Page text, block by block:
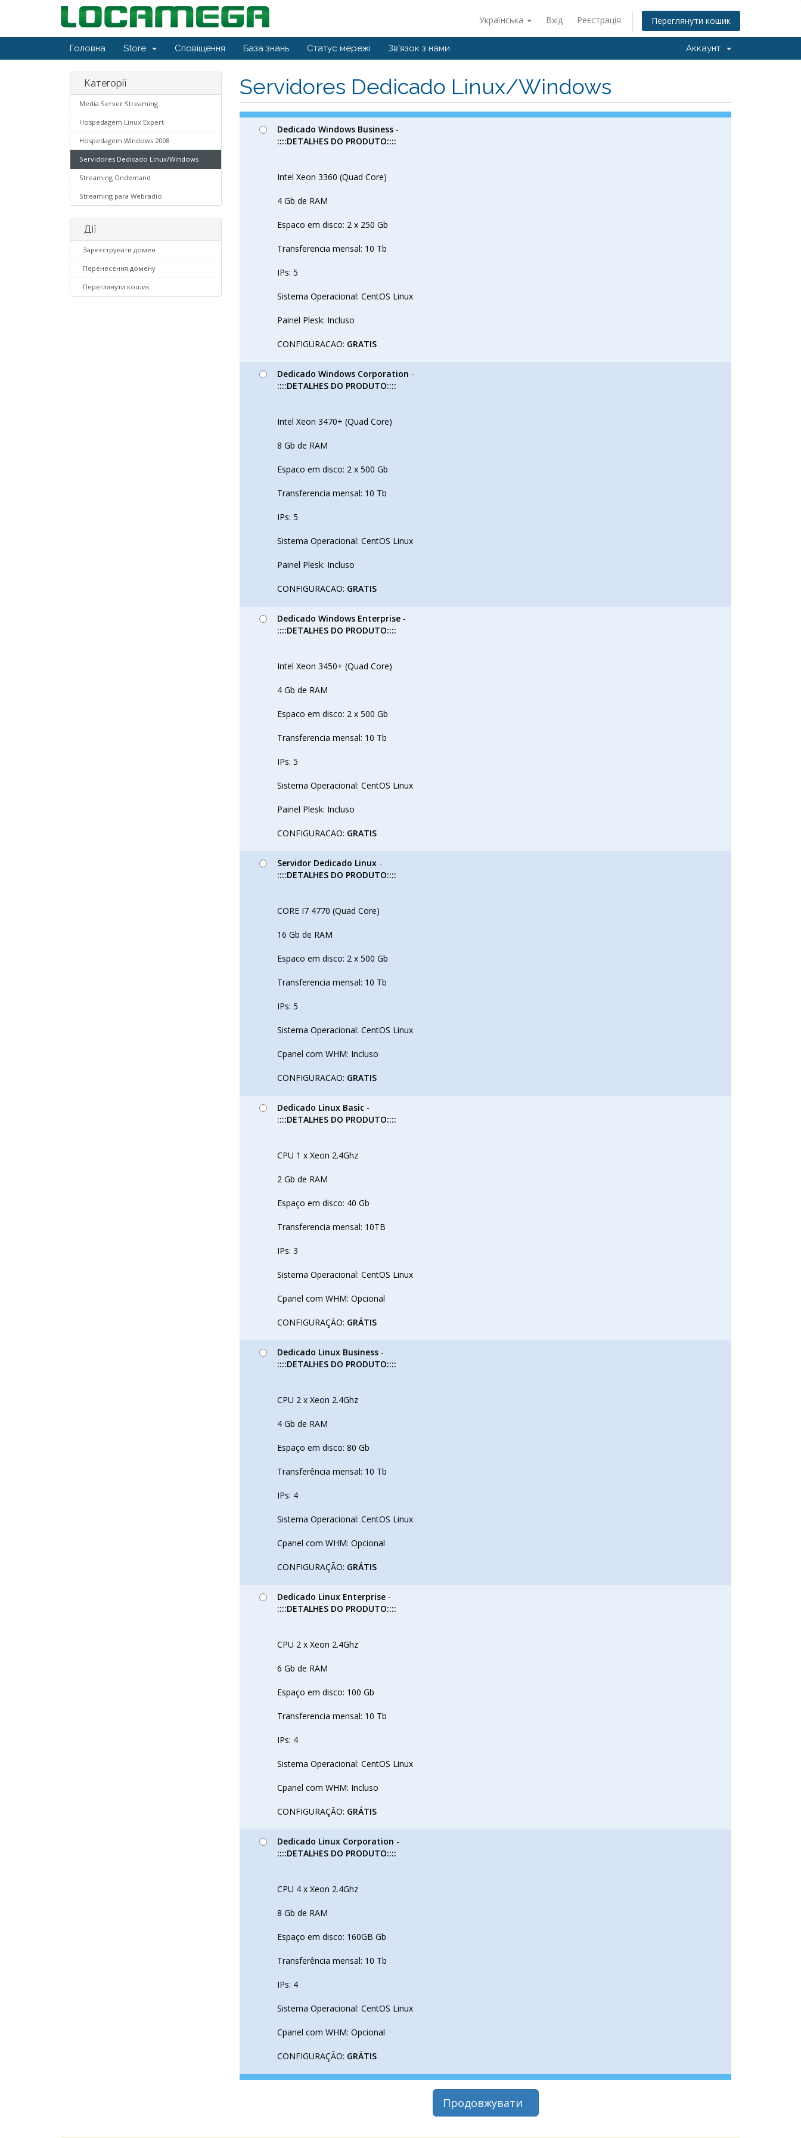
Українська Вхід Реєстрація Переглянути кошик
Головна Store Сповіщення База знань Статус мережі Зв'язок з нами Аккаунт
Servidores Dedicado Linux/Windows
Категорії
Media Server Streaming
Hospedagem Linux Expert
Hospedagem Windows 2008
Servidores Dedicado Linux/Windows
Streaming Ondemand
Streaming para Webradio
Дії
Зареєструвати домен
Перенесення домену
Переглянути кошик
Dedicado Windows Business -
::::DETALHES DO PRODUTO::::
Intel Xeon 3360 (Quad Core)
4 Gb de RAM
Espaco em disco: 2 x 250 Gb
Transferencia mensal: 10 Tb
IPs: 5
Sistema Operacional: CentOS Linux
Painel Plesk: Incluso
CONFIGURACAO: GRATIS
Dedicado Windows Corporation -
::::DETALHES DO PRODUTO::::
Intel Xeon 3470+ (Quad Core)
8 Gb de RAM
Espaco em disco: 2 x 500 Gb
Transferencia mensal: 10 Tb
IPs: 5
Sistema Operacional: CentOS Linux
Painel Plesk: Incluso
CONFIGURACAO: GRATIS
Dedicado Windows Enterprise -
::::DETALHES DO PRODUTO::::
Intel Xeon 3450+ (Quad Core)
4 Gb de RAM
Espaco em disco: 2 x 500 Gb
Transferencia mensal: 10 Tb
IPs: 5
Sistema Operacional: CentOS Linux
Painel Plesk: Incluso
CONFIGURACAO: GRATIS
Servidor Dedicado Linux -
::::DETALHES DO PRODUTO::::
CORE I7 4770 (Quad Core)
16 Gb de RAM
Espaco em disco: 2 x 500 Gb
Transferencia mensal: 10 Tb
IPs: 5
Sistema Operacional: CentOS Linux
Cpanel com WHM: Incluso
CONFIGURACAO: GRATIS
Dedicado Linux Basic -
::::DETALHES DO PRODUTO::::
CPU 1 x Xeon 2.4Ghz
2 Gb de RAM
Espaço em disco: 40 Gb
Transferencia mensal: 10TB
IPs: 3
Sistema Operacional: CentOS Linux
Cpanel com WHM: Opcional
CONFIGURAÇÃO: GRÁTIS
Dedicado Linux Business -
::::DETALHES DO PRODUTO::::
CPU 2 x Xeon 2.4Ghz
4 Gb de RAM
Espaço em disco: 80 Gb
Transferência mensal: 10 Tb
IPs: 4
Sistema Operacional: CentOS Linux
Cpanel com WHM: Opcional
CONFIGURAÇÃO: GRÁTIS
Dedicado Linux Enterprise -
::::DETALHES DO PRODUTO::::
CPU 2 x Xeon 2.4Ghz
6 Gb de RAM
Espaço em disco: 100 Gb
Transferencia mensal: 10 Tb
IPs: 4
Sistema Operacional: CentOS Linux
Cpanel com WHM: Incluso
CONFIGURAÇÃO: GRÁTIS
Dedicado Linux Corporation -
::::DETALHES DO PRODUTO::::
CPU 4 x Xeon 2.4Ghz
8 Gb de RAM
Espaço em disco: 160GB Gb
Transferência mensal: 10 Tb
IPs: 4
Sistema Operacional: CentOS Linux
Cpanel com WHM: Opcional
CONFIGURAÇÃO: GRÁTIS
Продовжувати